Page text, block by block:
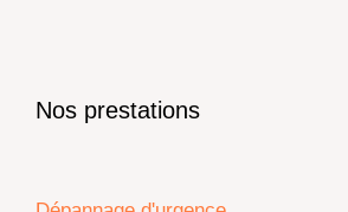
Nos prestations
👉 Installation simple, rentable en
an, compatible avec la plupart